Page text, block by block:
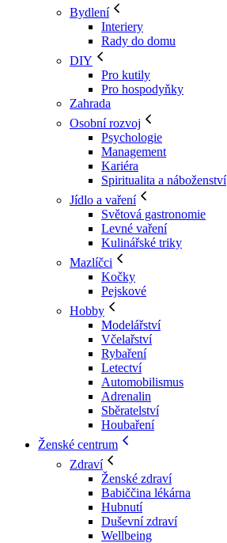
Bydlení
Interiery
Rady do domu
DIY
Pro kutily
Pro hospodyňky
Zahrada
Osobní rozvoj
Psychologie
Management
Kariéra
Spiritualita a náboženství
Jídlo a vaření
Světová gastronomie
Levné vaření
Kulinářské triky
Mazlíčci
Kočky
Pejskové
Hobby
Modelářství
Včelařství
Rybaření
Letectví
Automobilismus
Adrenalin
Sběratelství
Houbaření
Ženské centrum
Zdraví
Ženské zdraví
Babiččina lékárna
Hubnutí
Duševní zdraví
Wellbeing